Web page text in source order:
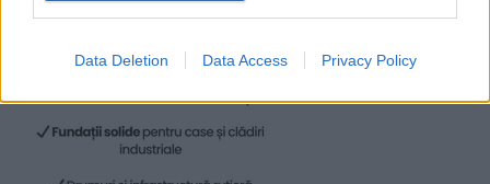
Data Deletion Data Access Privacy Policy